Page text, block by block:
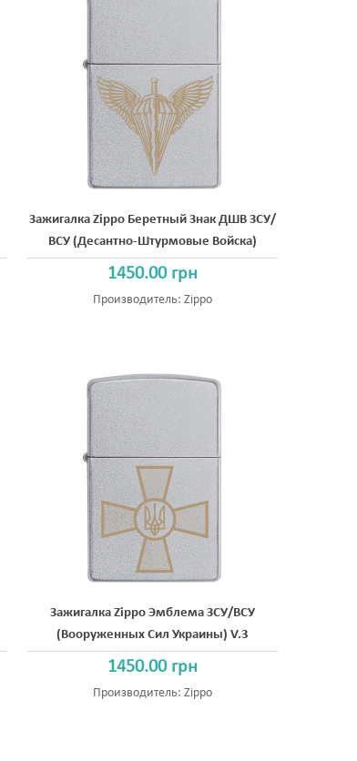
Зажигалка Zippo Беретный Знак ДШВ ЗСУ/
ВСУ (Десантно-Штурмовые Войска)
1450.00 грн
Производитель: Zippo
Зажигалка Zippo Эмблема ЗСУ/ВСУ
(Вооруженных Сил Украины) V.3
1450.00 грн
Производитель: Zippo